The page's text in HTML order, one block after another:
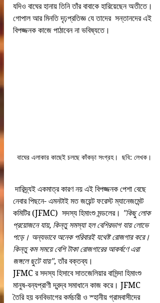
যদিও বাঘের হানায় তিনি তাঁর বাবাকে হারিয়েছেন অতীতে।
গোপাল আর মিনতি দৃঢ়প্রতিজ্ঞ যে তাদের  সন্তানদের এই
বিপজ্জনক কাজে পাঠাবেন না ভবিষ্যতে।
বাঘের এলাকার কাছেই চলছে কাঁকড়া সংগ্রহ।  ছবি: লেখক।
দারিদ্র্যই একমাত্র কারণ নয় এই বিপজ্জনক পেশা বেছে
নেবার পিছনে- এমনটাই মত জয়েন্ট ফরেস্ট ম্যানেজমেন্ট
কমিটির (JFMC)  সদস্য হিমাংশু মন্ডলের। "কিছু লোক
প্রয়োজনে যায়, কিন্তু সমস্যা হল বেশিরভাগ যায় লোভে
পড়ে। অন্যভাবে অনেক পরিবারই যথেষ্ট রোজগার করে।
কিন্তু কম সময়ে বেশি টাকা রোজগারের আকর্ষণে এরা
জঙ্গলে ছুটে যায়", তাঁর বক্তব্য।
JFMC র সদস্য হিসাবে সাতজেলিয়ার বাসিন্দা হিমাংশু
মানুষ-বন্যপ্রাণী দ্বন্দ্ব সমাধানে কাজ করে। JFMC
তৈরি হয় বনবিভাগের কর্মচারী ও স্হানীয় গ্রামবাসীদের